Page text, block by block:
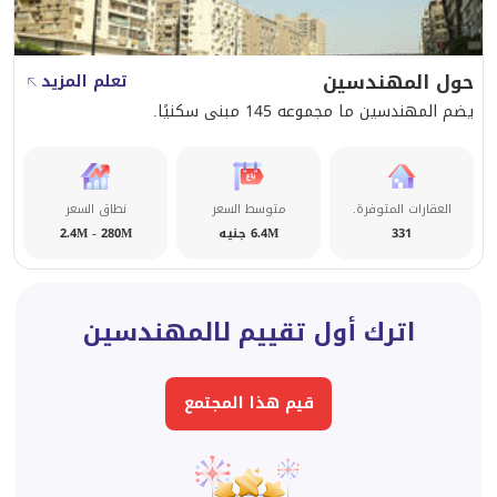
حول المهندسين
تعلم المزيد
يضم المهندسين ما مجموعه 145 مبنى سكنيًا.
العقارات المتوفرة.
331
متوسط السعر
6.4M جنيه
نطاق السعر
2.4M - 280M
اترك أول تقييم لالمهندسين
قيم هذا المجتمع